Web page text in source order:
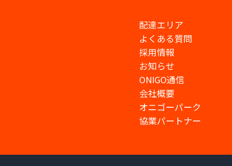
配達エリア
よくある質問
採用情報
お知らせ
ONIGO通信
会社概要
オニゴーパーク
協業パートナー